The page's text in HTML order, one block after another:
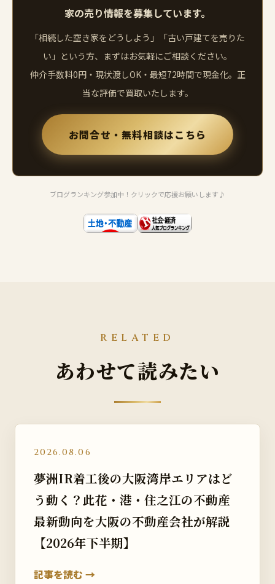
家の売り情報を募集しています。
「相続した空き家をどうしよう」「古い戸建てを売りた
い」という方、まずはお気軽にご相談ください。
仲介手数料0円・現状渡しOK・最短72時間で現金化。正
当な評価で買取いたします。
お問合せ・無料相談はこちら
ブログランキング参加中！クリックで応援お願いします♪
RELATED
あわせて読みたい
2026.08.06
夢洲IR着工後の大阪湾岸エリアはど
う動く？此花・港・住之江の不動産
最新動向を大阪の不動産会社が解説
【2026年下半期】
記事を読む →